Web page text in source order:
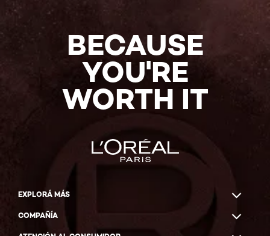
(46
BECAUSE
YOU'RE
WORTH IT
EXPLORÁ MÁS
COMPAÑÍA